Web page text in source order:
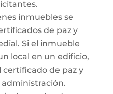
inmuebles se
de paz y
Si el inmueble
local en un edificio,
de paz y
administración.